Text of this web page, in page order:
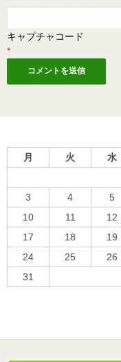
キャプチャコード
*
月 火 水
3
4 5
10
11 12
17
18 19
24
25 26
31